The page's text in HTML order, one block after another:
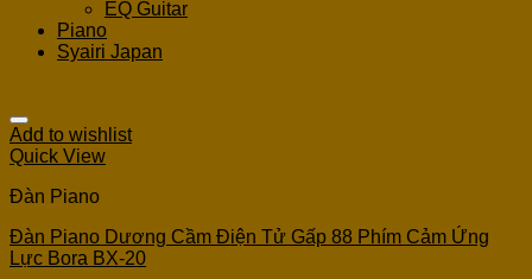
EQ Guitar
Piano
Syairi Japan
Add to wishlist
Quick View
Đàn Piano
Đàn Piano Dương Cầm Điện Tử Gấp 88 Phím Cảm Ứng
Lực Bora BX-20